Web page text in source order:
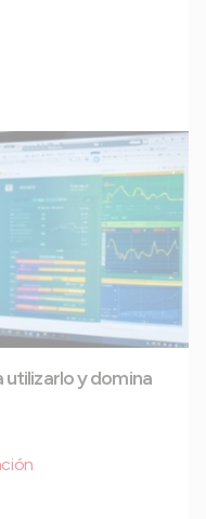
y domina